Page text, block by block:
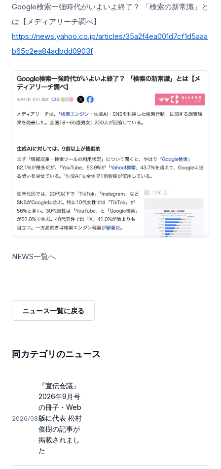
Google検索一強時代がいよいよ終了？ 「検索の新常識」と
は【メディアリーチ調べ】
https://news.yahoo.co.jp/articles/35a2f4ea001d7cf1d5aaa
b65c2ea84adbdd0903f
NEWS一覧へ
ニュース一覧に戻る
同カテゴリのニュース
2026/08/04
『宣伝会議』
2026年9月号
の冊子・Web
版に代表 松村
俊樹の記事が
掲載されまし
た